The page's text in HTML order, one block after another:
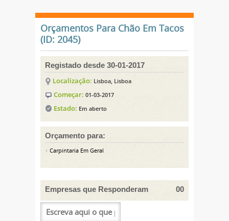
Orçamentos Para Chão Em Tacos
(ID: 2045)
Registado desde 30-01-2017
Localização: Lisboa, Lisboa
Começar: 01-03-2017
Estado: Em aberto
Orçamento para:
Carpintaria Em Geral
Empresas que Responderam 00